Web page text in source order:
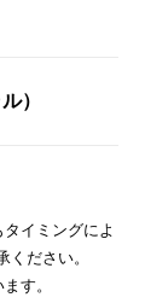
）
イミングによ
ださい。
す。